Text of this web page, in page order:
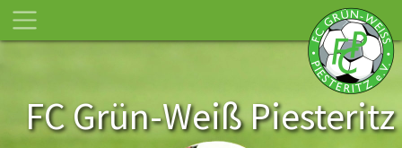
FC Grün-Weiß Piesteritz